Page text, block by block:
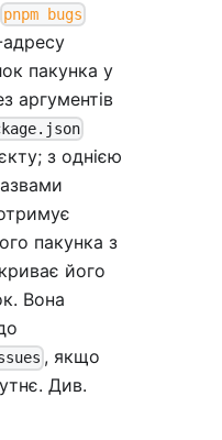
pnpm bugs
адресу
пакунка у
аргументів
з однією
пакунка з
його
Вона
, якщо
Див.